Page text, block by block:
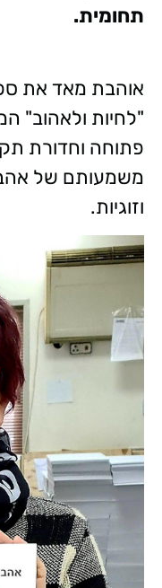
תחומית.
אוהבת מאד את
"לחיות ולאהוב"
פתוחה וחדורת
משמעותם של
וזוגיות.